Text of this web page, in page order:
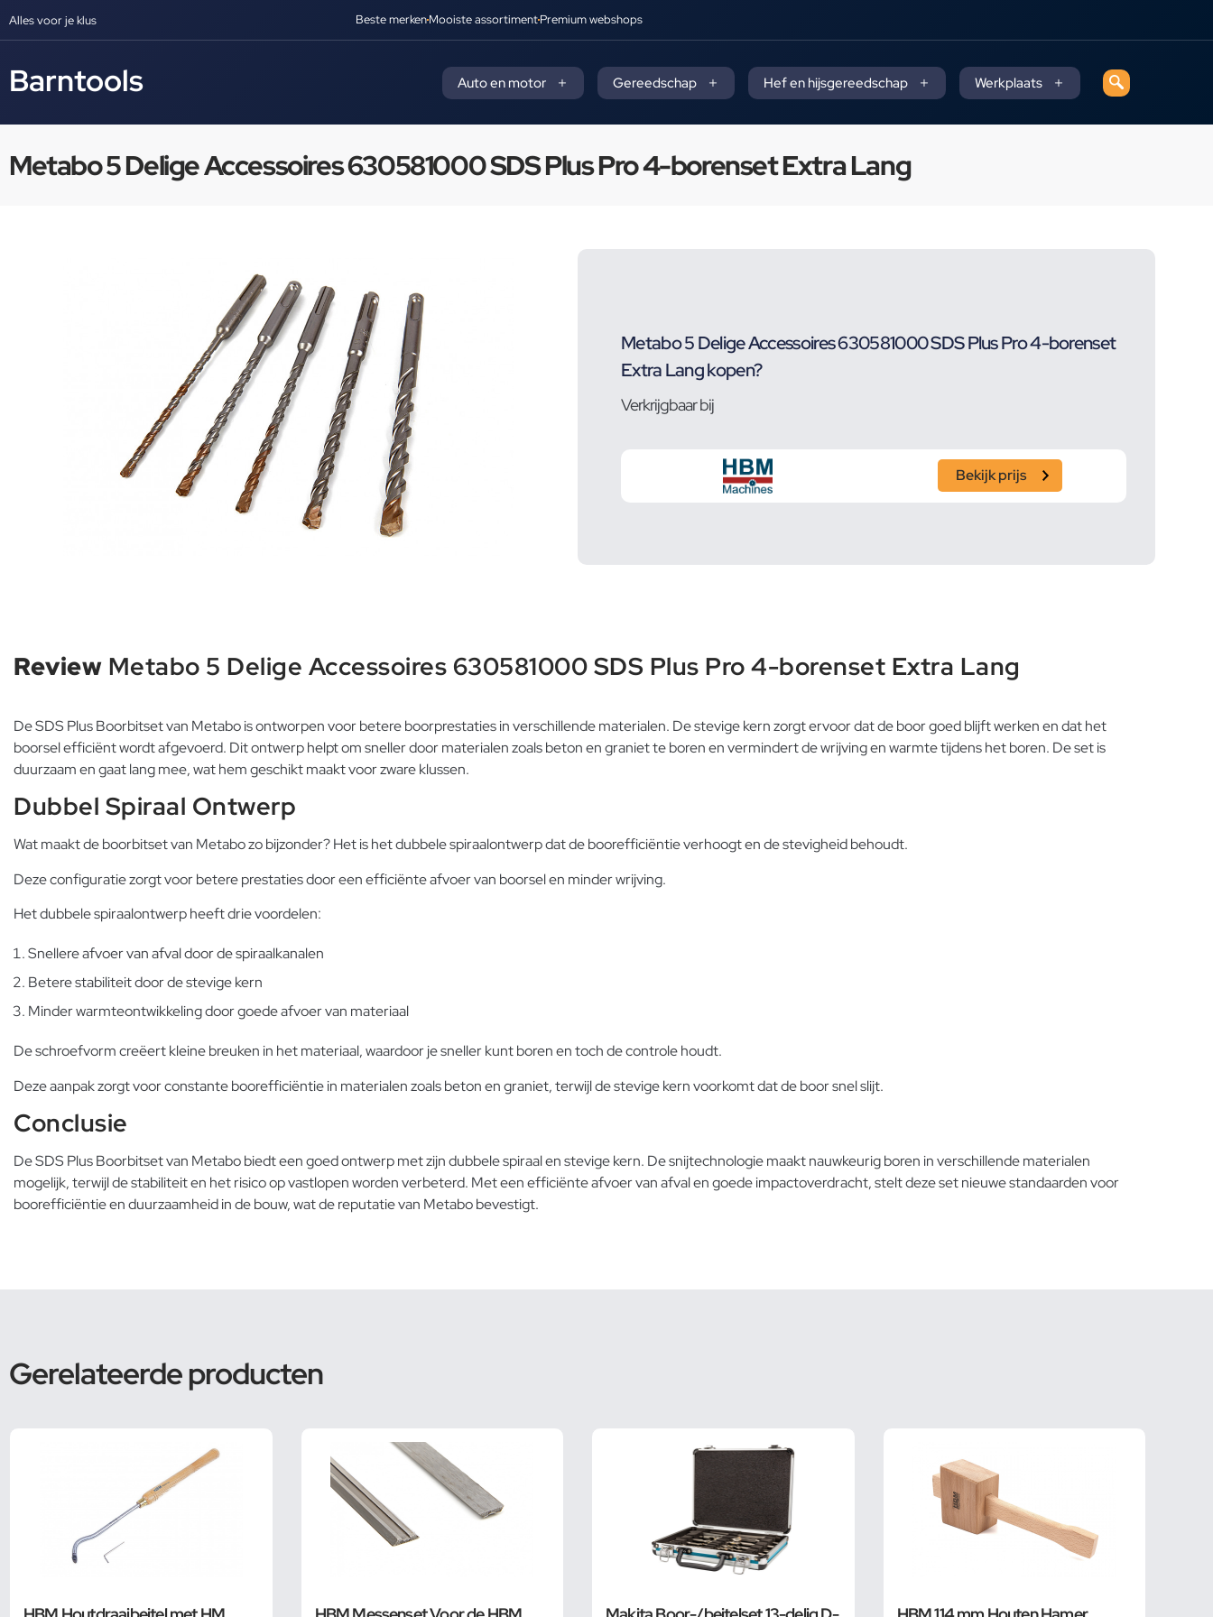
Alles voor je klus Beste merkenMooiste assortimentPremium webshops
Barntools Auto en motor Gereedschap Hef en hijsgereedschap Werkplaats
Metabo 5 Delige Accessoires 630581000 SDS Plus Pro 4-borenset Extra Lang
Metabo 5 Delige Accessoires 630581000 SDS Plus Pro 4-borenset
Extra Lang kopen?
Verkrijgbaar bij
Bekijk prijs
Review Metabo 5 Delige Accessoires 630581000 SDS Plus Pro 4-borenset Extra Lang
De SDS Plus Boorbitset van Metabo is ontworpen voor betere boorprestaties in verschillende materialen. De stevige kern zorgt ervoor dat de boor goed blijft werken en dat het
boorsel efficiënt wordt afgevoerd. Dit ontwerp helpt om sneller door materialen zoals beton en graniet te boren en vermindert de wrijving en warmte tijdens het boren. De set is
duurzaam en gaat lang mee, wat hem geschikt maakt voor zware klussen.
Dubbel Spiraal Ontwerp
Wat maakt de boorbitset van Metabo zo bijzonder? Het is het dubbele spiraalontwerp dat de boorefficiëntie verhoogt en de stevigheid behoudt.
Deze configuratie zorgt voor betere prestaties door een efficiënte afvoer van boorsel en minder wrijving.
Het dubbele spiraalontwerp heeft drie voordelen:
Snellere afvoer van afval door de spiraalkanalen
Betere stabiliteit door de stevige kern
Minder warmteontwikkeling door goede afvoer van materiaal
De schroefvorm creëert kleine breuken in het materiaal, waardoor je sneller kunt boren en toch de controle houdt.
Deze aanpak zorgt voor constante boorefficiëntie in materialen zoals beton en graniet, terwijl de stevige kern voorkomt dat de boor snel slijt.
Conclusie
De SDS Plus Boorbitset van Metabo biedt een goed ontwerp met zijn dubbele spiraal en stevige kern. De snijtechnologie maakt nauwkeurig boren in verschillende materialen
mogelijk, terwijl de stabiliteit en het risico op vastlopen worden verbeterd. Met een efficiënte afvoer van afval en goede impactoverdracht, stelt deze set nieuwe standaarden voor
boorefficiëntie en duurzaamheid in de bouw, wat de reputatie van Metabo bevestigt.
Gerelateerde producten